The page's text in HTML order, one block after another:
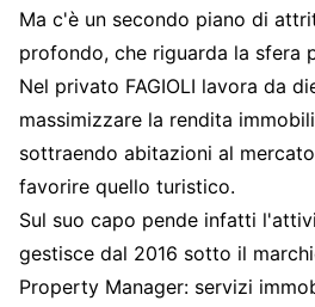
Ma c'è un secondo piano di
profondo, che riguarda la sfera
Nel privato FAGIOLI lavora da
massimizzare la rendita
sottraendo abitazioni al
favorire quello turistico.
Sul suo capo pende infatti
gestisce dal 2016 sotto il
Property Manager: servizi